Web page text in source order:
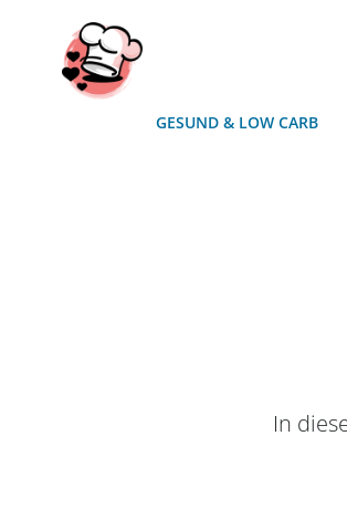
springen
GESUND & LOW CARB
In